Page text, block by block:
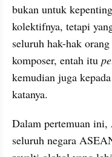
bukan untuk
kolektifnya, tetapi
seluruh hak-hak
komposer, entah itu
kemudian juga
katanya.
Dalam pertemuan
seluruh negara